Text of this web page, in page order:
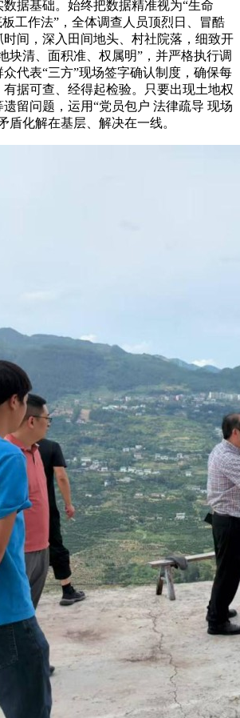
据基础。始终把数据精准视为“生命
工作法”，全体调查人员顶烈日、冒酷
间，深入田间地头、村社院落，细致开
块清、面积准、权属明”，并严格执行调
代表“三方”现场签字确认制度，确保每
据可查、经得起检验。只要出现土地权
留问题，运用“党员包户 法律疏导 现场
盾化解在基层、解决在一线。